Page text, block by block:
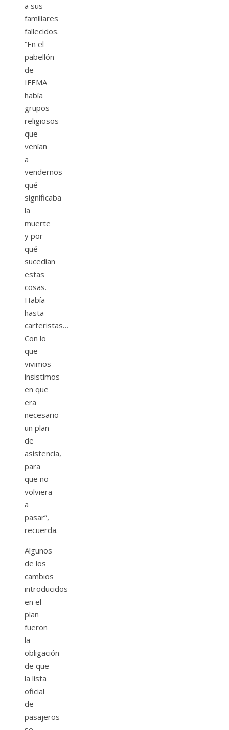
a sus
familiares
fallecidos.
“En el
pabellón
de
IFEMA
había
grupos
religiosos
que
venían
a
vendernos
qué
significaba
la
muerte
y por
qué
sucedían
estas
cosas.
Había
hasta
carteristas…
Con lo
que
vivimos
insistimos
en que
era
necesario
un plan
de
asistencia,
para
que no
volviera
a
pasar”,
recuerda.
Algunos
de los
cambios
introducidos
en el
plan
fueron
la
obligación
de que
la lista
oficial
de
pasajeros